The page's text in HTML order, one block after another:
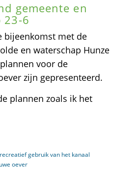
gemeente en
23-6
bijeenkomst met de
en waterschap Hunze
voor de
zijn gepresenteerd.
plannen zoals ik het
gebruik van het kanaal
oever